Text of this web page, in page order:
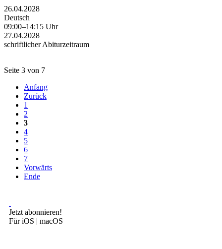
26.04.2028
Deutsch
09:00–14:15 Uhr
27.04.2028
schriftlicher Abiturzeitraum
Seite 3 von 7
Anfang
Zurück
1
2
3
4
5
6
7
Vorwärts
Ende
Jetzt abonnieren!
Für iOS | macOS